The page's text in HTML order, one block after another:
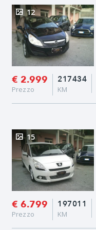
12
€ 2.999
Prezzo
217434
KM
15
€ 6.799
Prezzo
197011
KM